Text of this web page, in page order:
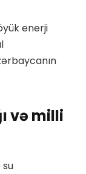
enerji
və milli
su